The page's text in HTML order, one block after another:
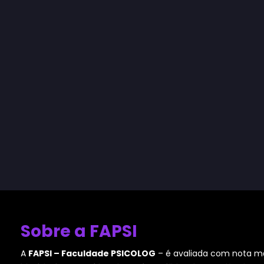
Sobre a FAPSI
A FAPSI – Faculdade PSICOLOG – é avaliada com nota